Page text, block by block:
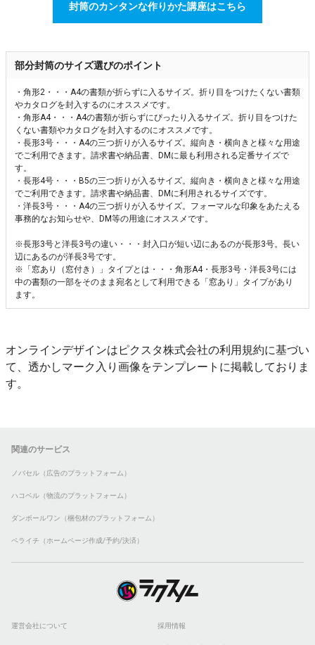
封筒のカンタンな作りかた講座はこちら
部分封筒のサイズ選びのポイント
・角形2・・・A4の書類が折らずに入るサイズ。折り目をつけたくない書類
やカタログを封入するのにオススメです。
・角形A4・・・A4の書類が折らずにぴったり入るサイズ。折り目をつけた
くない書類やカタログを封入するのにオススメです。
・長形3号・・・A4の三つ折りが入るサイズ。縦向き・横向きと様々な用途
でご利用できます。請求書や納品書、DMに最も利用される定番サイズで
す。
・長形4号・・・B5の三つ折りが入るサイズ。縦向き・横向きと様々な用途
でご利用できます。請求書や納品書、DMに利用されるサイズです。
・洋長3号・・・A4の三つ折りが入るサイズ。フォーマルな印象をあたえる
事務的なお知らせや、DM等の用途にオススメです。
※長形3号と洋長3号の違い・・・封入口が短い辺にあるのが長形3号。長い
辺にあるのが洋長3号です。
※「窓あり（窓付き）」タイプとは・・・角形A4・長形3号・洋長3号には
中の書類の一部をそのまま宛名として利用できる「窓あり」タイプがあり
ます。
オンラインデザインはピクスタ株式会社の利用規約に基づい
て、透かしマーク入り画像をテンプレートに掲載しておりま
す。
関連のサービス
ノバセル（広告のプラットフォーム）
ハコベル（物流のプラットフォーム）
ダンボールワン（梱包材のプラットフォーム）
ペライチ（ホームページ作成/予約/決済）
運営会社について 採用情報